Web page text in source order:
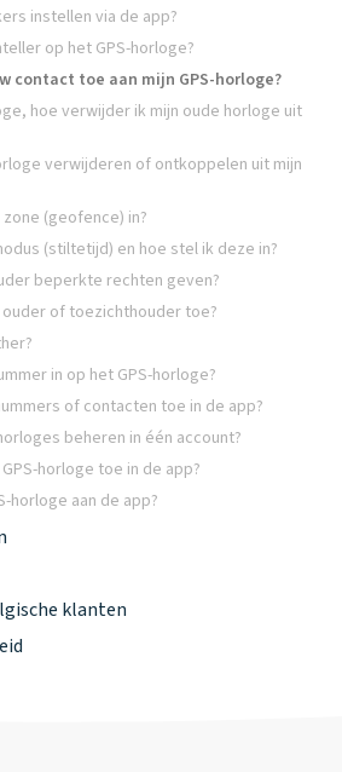
instellen via de app?
op het GPS-horloge?
contact toe aan mijn GPS-horloge?
hoe verwijder ik mijn oude horloge uit
verwijderen of ontkoppelen uit mijn
(geofence) in?
(stiltetijd) en hoe stel ik deze in?
beperkte rechten geven?
of toezichthouder toe?
in op het GPS-horloge?
of contacten toe in de app?
beheren in één account?
horloge toe in de app?
horloge aan de app?
klanten